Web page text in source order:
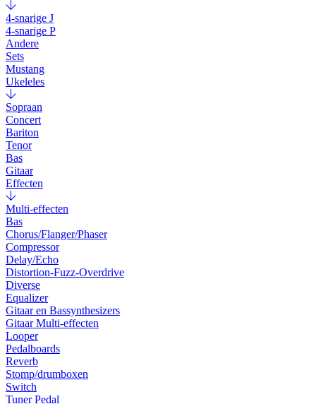
4-snarige J
4-snarige P
Andere
Sets
Mustang
Ukeleles
Sopraan
Concert
Bariton
Tenor
Bas
Gitaar
Effecten
Multi-effecten
Bas
Chorus/Flanger/Phaser
Compressor
Delay/Echo
Distortion-Fuzz-Overdrive
Diverse
Equalizer
Gitaar en Bassynthesizers
Gitaar Multi-effecten
Looper
Pedalboards
Reverb
Stomp/drumboxen
Switch
Tuner Pedal